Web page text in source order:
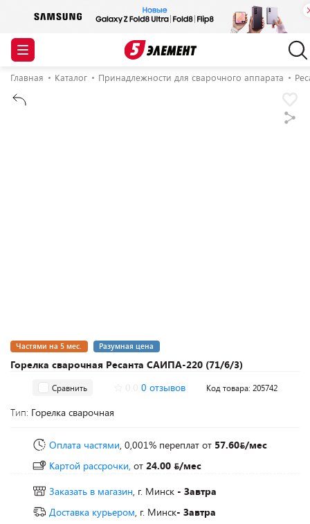
Главная Каталог Принадлежности для сварочного аппарата
Горелка сварочная Ресанта САИПА-220 (71/6/3)
Частями на 5 мес. Разумная цена
Сравнить 0 отзывов Код товара: 205742
Тип: Горелка сварочная
Оплата частями, 0,001% переплат от 57.60 /мес
Картой рассрочки, от 24.00
/мес
Заказать в магазин, г. Минск - Завтра
Доставка курьером, г. Минск- Завтра